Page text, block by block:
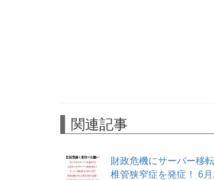
関連記事
財政危機にサーバー移
椎管狭窄症を発症！ 6